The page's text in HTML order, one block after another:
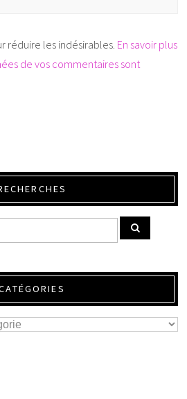
réduire les indésirables. En savoir plus
de vos commentaires sont